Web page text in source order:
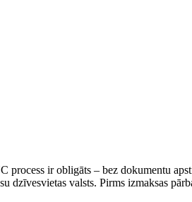
ir obligāts – bez dokumentu
valsts. Pirms izmaksas